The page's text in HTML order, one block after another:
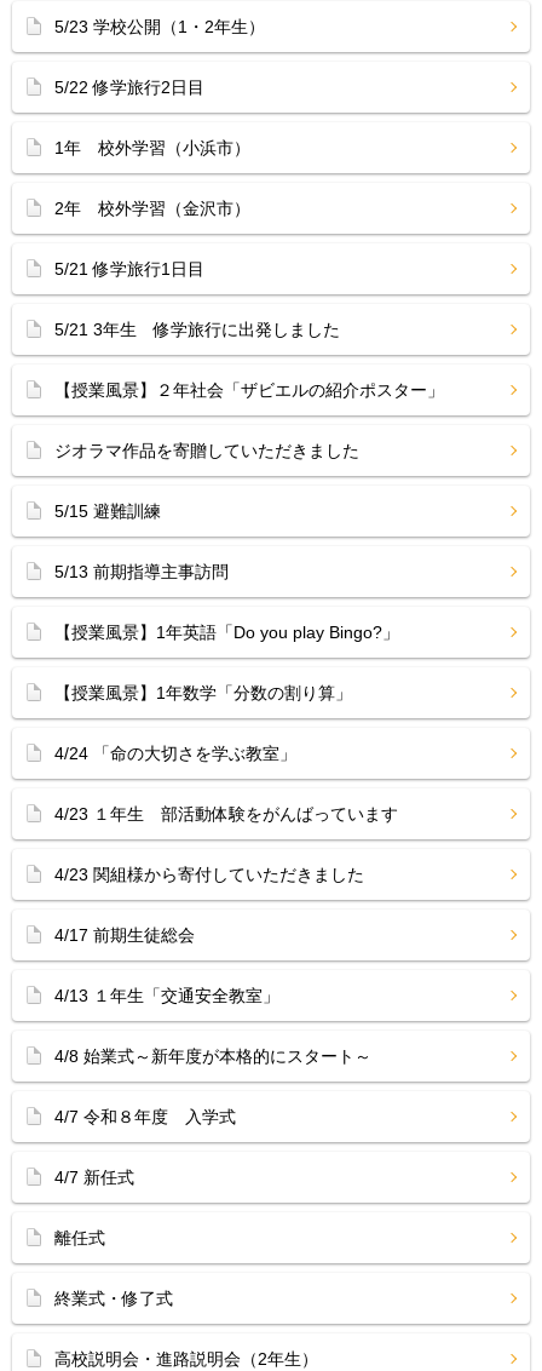
5/23 学校公開（1・2年生）
5/22 修学旅行2日目
1年 校外学習（小浜市）
2年 校外学習（金沢市）
5/21 修学旅行1日目
5/21 3年生 修学旅行に出発しました
【授業風景】２年社会「ザビエルの紹介ポスター」
ジオラマ作品を寄贈していただきました
5/15 避難訓練
5/13 前期指導主事訪問
【授業風景】1年英語「Do you play Bingo?」
【授業風景】1年数学「分数の割り算」
4/24 「命の大切さを学ぶ教室」
4/23 １年生 部活動体験をがんばっています
4/23 関組様から寄付していただきました
4/17 前期生徒総会
4/13 １年生「交通安全教室」
4/8 始業式～新年度が本格的にスタート～
4/7 令和８年度 入学式
4/7 新任式
離任式
終業式・修了式
高校説明会・進路説明会（2年生）